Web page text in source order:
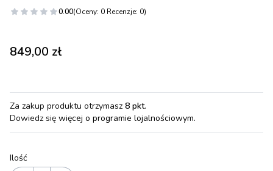
0.00(Oceny: 0 Recenzje: 0)
Cena
849,00 zł
Za zakup produktu otrzymasz 8 pkt.
Dowiedz się więcej o programie lojalnościowym.
Ilość